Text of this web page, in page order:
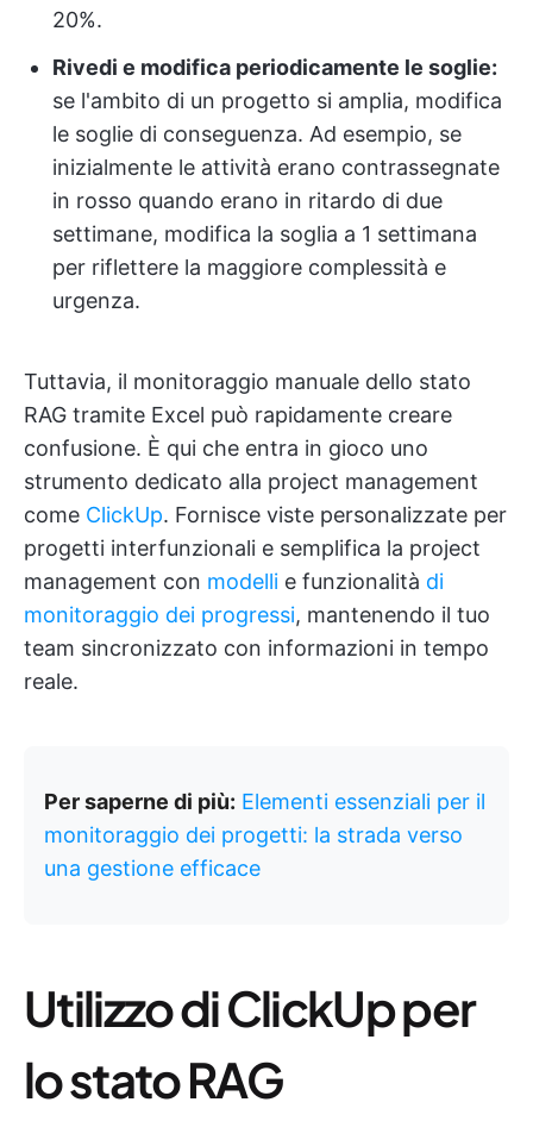
20%.
Rivedi e modifica periodicamente le soglie:
se l'ambito di un progetto si amplia, modifica
le soglie di conseguenza. Ad esempio, se
inizialmente le attività erano contrassegnate
in rosso quando erano in ritardo di due
settimane, modifica la soglia a 1 settimana
per riflettere la maggiore complessità e
urgenza.
Tuttavia, il monitoraggio manuale dello stato
RAG tramite Excel può rapidamente creare
confusione. È qui che entra in gioco uno
strumento dedicato alla project management
come ClickUp. Fornisce viste personalizzate per
progetti interfunzionali e semplifica la project
management con modelli e funzionalità di
monitoraggio dei progressi, mantenendo il tuo
team sincronizzato con informazioni in tempo
reale.
Per saperne di più: Elementi essenziali per il
monitoraggio dei progetti: la strada verso
una gestione efficace
Utilizzo di ClickUp per
lo stato RAG